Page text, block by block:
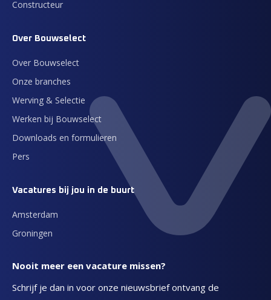
Constructeur
Over Bouwselect
Over Bouwselect
Onze branches
Werving & Selectie
Werken bij Bouwselect
Downloads en formulieren
Pers
Vacatures bij jou in de buurt
Amsterdam
Groningen
Nooit meer een vacature missen?
Schrijf je dan in voor onze nieuwsbrief ontvang de